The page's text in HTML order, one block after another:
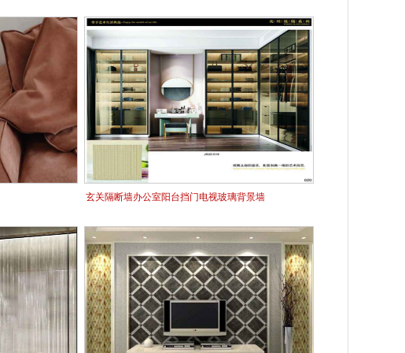
玄关隔断墙办公室阳台挡门电视玻璃背景墙